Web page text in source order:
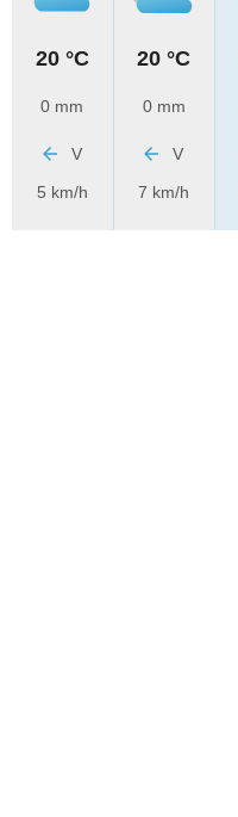
20 °C
0 mm
V
5 km/h
20 °C
0 mm
V
7 km/h